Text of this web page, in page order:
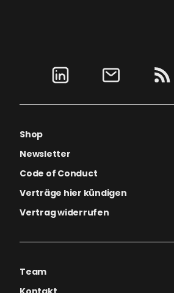
Shop
Newsletter
Code of Conduct
Verträge hier kündigen
Vertrag widerrufen
Team